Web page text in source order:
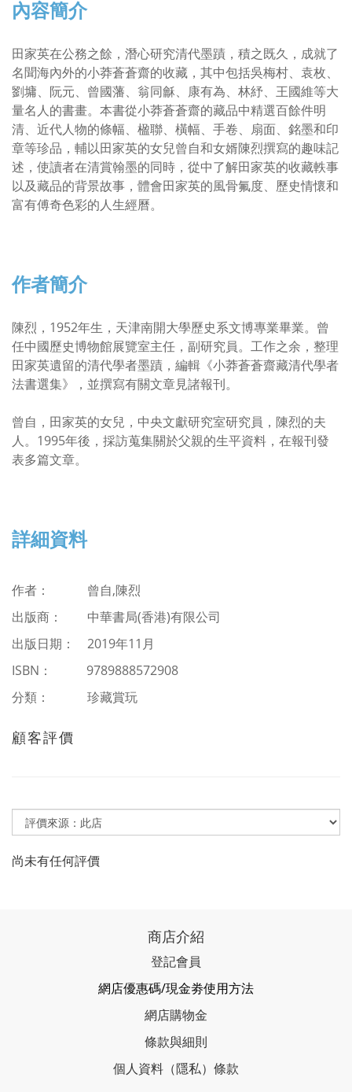
內容簡介
田家英在公務之餘，潛心研究清代墨蹟，積之既久，成就了
名聞海內外的小莽蒼蒼齋的收藏，其中包括吳梅村、袁枚、
劉墉、阮元、曾國藩、翁同龢、康有為、林紓、王國維等大
量名人的書畫。本書從小莽蒼蒼齋的藏品中精選百餘件明
清、近代人物的條幅、楹聯、橫幅、手卷、扇面、銘墨和印
章等珍品，輔以田家英的女兒曾自和女婿陳烈撰寫的趣味記
述，使讀者在清賞翰墨的同時，從中了解田家英的收藏軼事
以及藏品的背景故事，體會田家英的風骨氟度、歷史情懷和
富有傅奇色彩的人生經曆。
作者簡介
陳烈，1952年生，天津南開大學歷史系文博專業畢業。曾
任中國歷史博物館展覽室主任，副研究員。工作之余，整理
田家英遺留的清代學者墨蹟，編輯《小莽蒼蒼齋藏清代學者
法書選集》，並撰寫有關文章見諸報刊。
曾自，田家英的女兒，中央文獻研究室研究員，陳烈的夫
人。1995年後，採訪蒐集關於父親的生平資料，在報刊發
表多篇文章。
詳細資料
作者： 曾自,陳烈
出版商： 中華書局(香港)有限公司
出版日期： 2019年11月
ISBN ：
9789888572908
分類：
珍藏賞玩
顧客評價
尚未有任何評價
商店介紹
登記會員
網店優惠碼/現金劵使用方法
網店購物金
條款與細則
個人資料（隱私）條款